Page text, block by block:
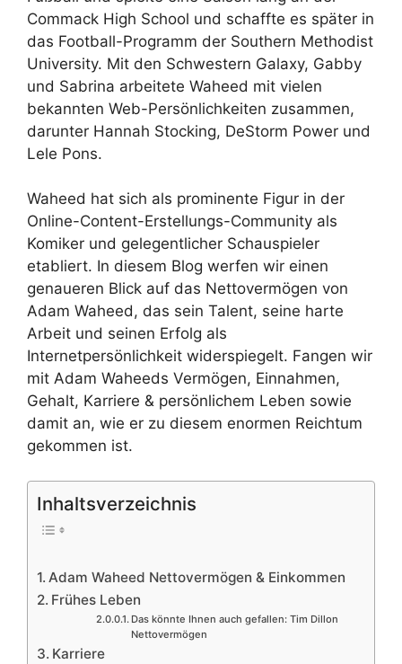
Commack High School und schaffte es später in
das Football-Programm der Southern Methodist
University. Mit den Schwestern Galaxy, Gabby
und Sabrina arbeitete Waheed mit vielen
bekannten Web-Persönlichkeiten zusammen,
darunter Hannah Stocking, DeStorm Power und
Lele Pons.
Waheed hat sich als prominente Figur in der
Online-Content-Erstellungs-Community als
Komiker und gelegentlicher Schauspieler
etabliert. In diesem Blog werfen wir einen
genaueren Blick auf das Nettovermögen von
Adam Waheed, das sein Talent, seine harte
Arbeit und seinen Erfolg als
Internetpersönlichkeit widerspiegelt. Fangen wir
mit Adam Waheeds Vermögen, Einnahmen,
Gehalt, Karriere & persönlichem Leben sowie
damit an, wie er zu diesem enormen Reichtum
gekommen ist.
Inhaltsverzeichnis
Adam Waheed Nettovermögen & Einkommen
Frühes Leben
Das könnte Ihnen auch gefallen: Tim Dillon
Nettovermögen
Karriere